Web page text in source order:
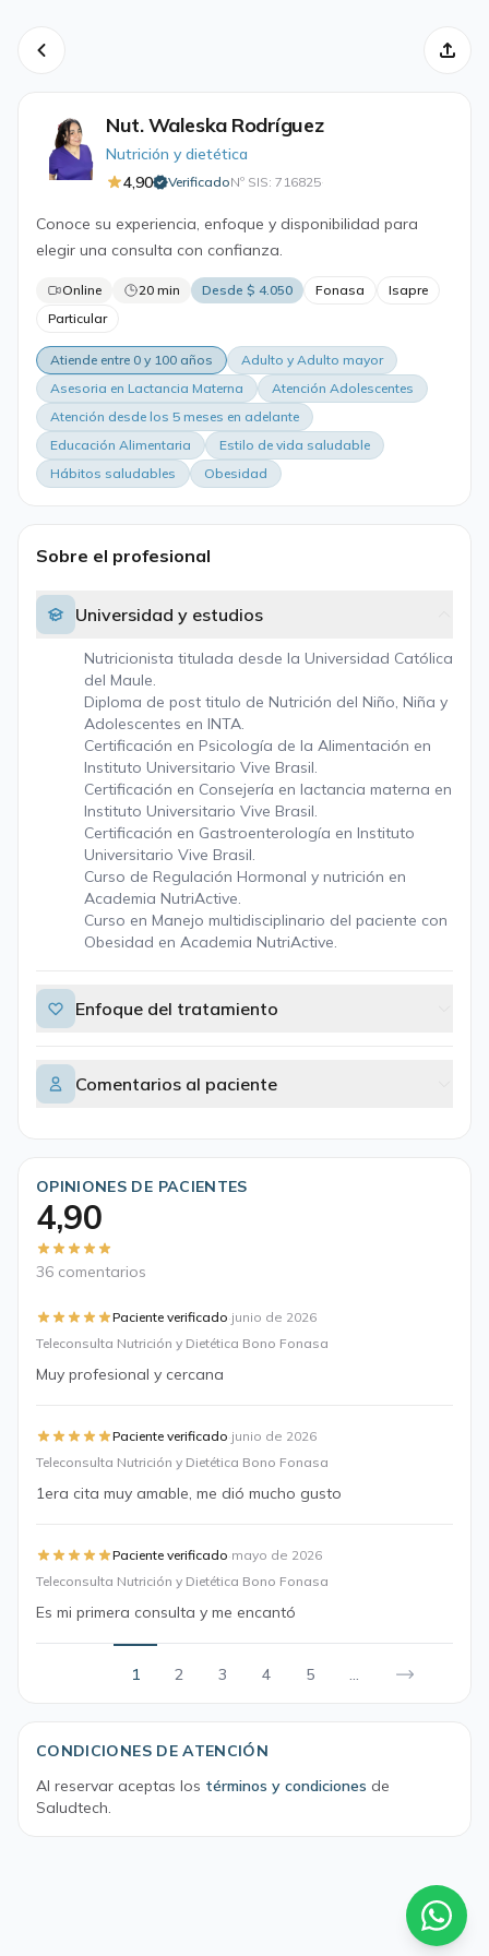
Nut. Waleska Rodríguez
Nutrición y dietética
4,90
VerificadoNº SIS: 716825·
Conoce su experiencia, enfoque y disponibilidad para
elegir una consulta con confianza.
Online 20 min Desde $ 4.050 Fonasa
Isapre
Particular
Atiende entre 0 y 100 años
Adulto y Adulto mayor
Asesoria en Lactancia Materna
Atención Adolescentes
Atención desde los 5 meses en adelante
Educación Alimentaria
Estilo de vida saludable
Hábitos saludables
Obesidad
Sobre el profesional
Universidad y estudios
Nutricionista titulada desde la Universidad Católica
del Maule.
Diploma de post titulo de Nutrición del Niño, Niña y
Adolescentes en INTA.
Certificación en Psicología de la Alimentación en
Instituto Universitario Vive Brasil.
Certificación en Consejería en lactancia materna en
Instituto Universitario Vive Brasil.
Certificación en Gastroenterología en Instituto
Universitario Vive Brasil.
Curso de Regulación Hormonal y nutrición en
Academia NutriActive.
Curso en Manejo multidisciplinario del paciente con
Obesidad en Academia NutriActive.
Enfoque del tratamiento
Comentarios al paciente
OPINIONES DE PACIENTES
4,90
36 comentarios
Paciente verificado·junio de 2026
Teleconsulta Nutrición y Dietética Bono Fonasa
Muy profesional y cercana
Paciente verificado·junio de 2026
Teleconsulta Nutrición y Dietética Bono Fonasa
1era cita muy amable, me dió mucho gusto
Paciente verificado·mayo de 2026
Teleconsulta Nutrición y Dietética Bono Fonasa
Es mi primera consulta y me encantó
1 2 3 4 5 ...
CONDICIONES DE ATENCIÓN
Al reservar aceptas los términos y condiciones de
Saludtech.